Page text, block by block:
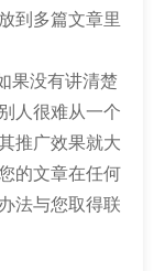
到多篇文章里
没有讲清楚
人很难从一个
推广效果就大
的文章在任何
法与您取得联